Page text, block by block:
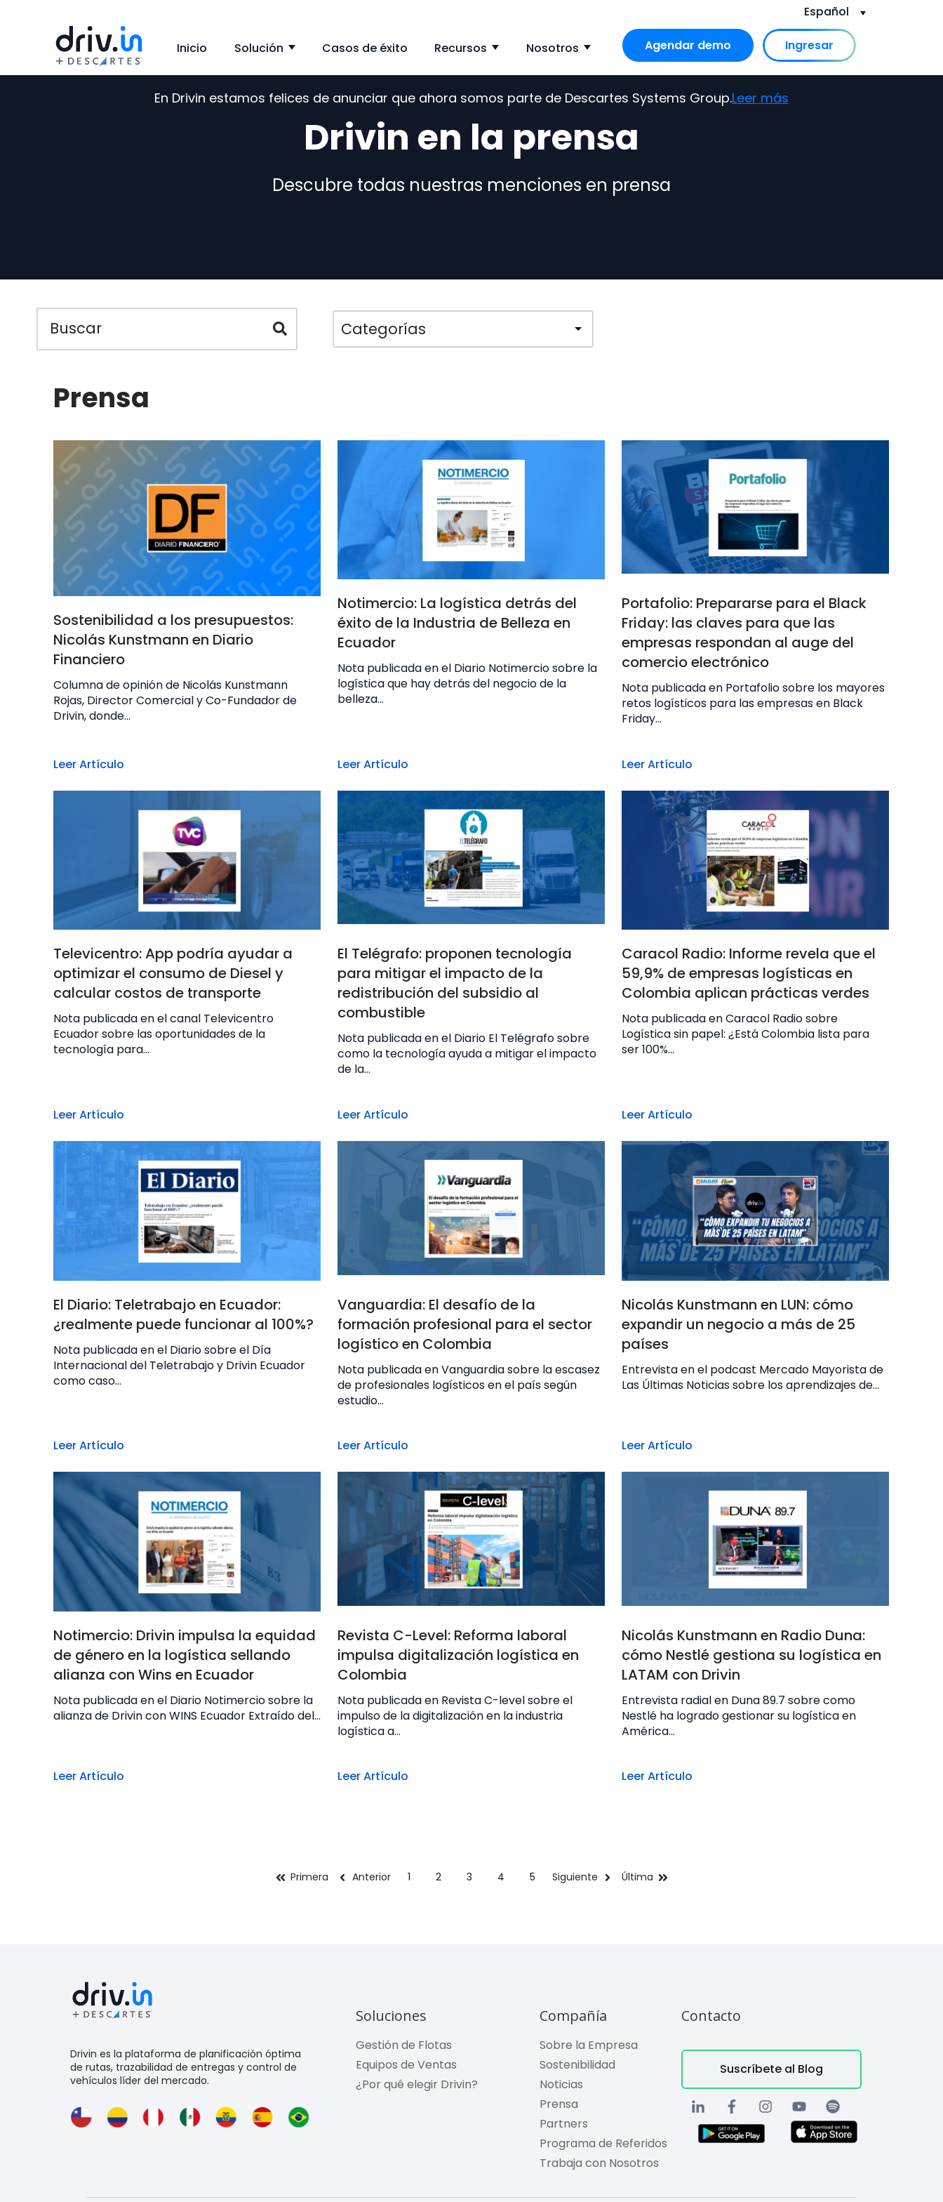
Español
Inicio Solución Show submenu for Solución
Casos de éxito Recursos Show submenu for Recursos
Nosotros Show submenu for Nosotros
Agendar demo Ingresar
En Drivin estamos felices de anunciar que ahora somos parte de Descartes Systems Group.Leer más
Drivin en la prensa
Descubre todas nuestras menciones en prensa
Categorías
Prensa
Sostenibilidad a los presupuestos:
Nicolás Kunstmann en Diario
Financiero
Columna de opinión de Nicolás Kunstmann
Rojas, Director Comercial y Co-Fundador de
Drivin, donde...
Leer Artículo
Notimercio: La logística detrás del
éxito de la Industria de Belleza en
Ecuador
Nota publicada en el Diario Notimercio sobre la
logística que hay detrás del negocio de la
belleza...
Leer Artículo
Portafolio: Prepararse para el Black
Friday: las claves para que las
empresas respondan al auge del
comercio electrónico
Nota publicada en Portafolio sobre los mayores
retos logísticos para las empresas en Black
Friday...
Leer Artículo
Televicentro: App podría ayudar a
optimizar el consumo de Diesel y
calcular costos de transporte
Nota publicada en el canal Televicentro
Ecuador sobre las oportunidades de la
tecnología para...
Leer Artículo
El Telégrafo: proponen tecnología
para mitigar el impacto de la
redistribución del subsidio al
combustible
Nota publicada en el Diario El Telégrafo sobre
como la tecnología ayuda a mitigar el impacto
de la...
Leer Artículo
Caracol Radio: Informe revela que el
59,9% de empresas logísticas en
Colombia aplican prácticas verdes
Nota publicada en Caracol Radio sobre
Logística sin papel: ¿Está Colombia lista para
ser 100%...
Leer Artículo
El Diario: Teletrabajo en Ecuador:
¿realmente puede funcionar al 100%?
Nota publicada en el Diario sobre el Día
Internacional del Teletrabajo y Drivin Ecuador
como caso...
Leer Artículo
Vanguardia: El desafío de la
formación profesional para el sector
logístico en Colombia
Nota publicada en Vanguardia sobre la escasez
de profesionales logísticos en el país según
estudio...
Leer Artículo
Nicolás Kunstmann en LUN: cómo
expandir un negocio a más de 25
países
Entrevista en el podcast Mercado Mayorista de
Las Últimas Noticias sobre los aprendizajes de...
Leer Artículo
Notimercio: Drivin impulsa la equidad
de género en la logística sellando
alianza con Wins en Ecuador
Nota publicada en el Diario Notimercio sobre la
alianza de Drivin con WINS Ecuador Extraído del...
Leer Artículo
Revista C-Level: Reforma laboral
impulsa digitalización logística en
Colombia
Nota publicada en Revista C-level sobre el
impulso de la digitalización en la industria
logística a...
Leer Artículo
Nicolás Kunstmann en Radio Duna:
cómo Nestlé gestiona su logística en
LATAM con Drivin
Entrevista radial en Duna 89.7 sobre como
Nestlé ha logrado gestionar su logística en
América...
Leer Artículo
Primera Anterior 1 2 3 4 5 Siguiente Última
Drivin es la plataforma de planificación óptima
de rutas, trazabilidad de entregas y control de
vehículos líder del mercado.
Soluciones
Gestión de Flotas
Equipos de Ventas
¿Por qué elegir Drivin?
Compañía
Sobre la Empresa
Sostenibilidad
Noticias
Prensa
Partners
Programa de Referidos
Trabaja con Nosotros
Contacto
Suscríbete al Blog